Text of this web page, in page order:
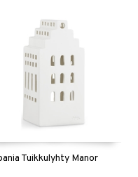
Tuikkulyhty Manor